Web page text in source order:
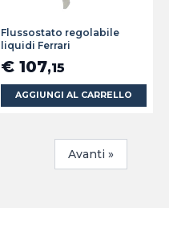
Flussostato regolabile
liquidi Ferrari
€ 107,15
AGGIUNGI AL CARRELLO
Avanti »